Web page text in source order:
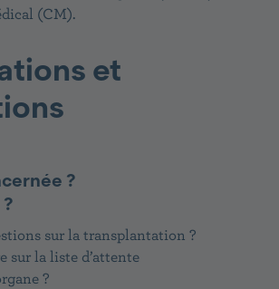
(CM).
et
?
sur la transplantation ?
sur la liste d’attente
?